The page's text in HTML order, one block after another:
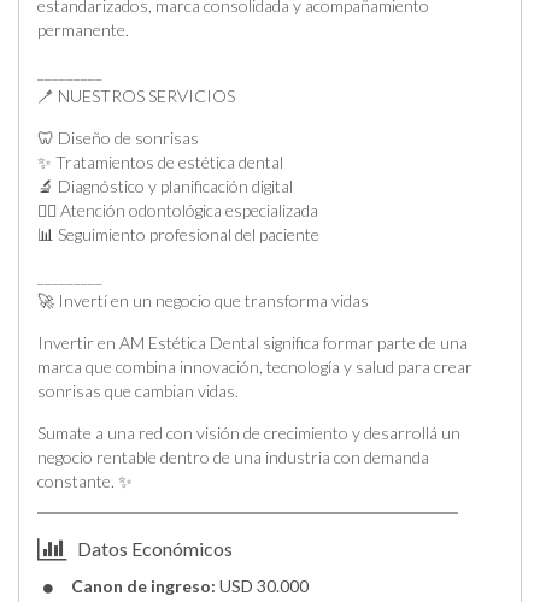
estandarizados, marca consolidada y acompañamiento
permanente.
🪥 NUESTROS SERVICIOS
🦷 Diseño de sonrisas
✨ Tratamientos de estética dental
🔬 Diagnóstico y planificación digital
👩‍⚕️ Atención odontológica especializada
📊 Seguimiento profesional del paciente
🚀 Invertí en un negocio que transforma vidas
Invertir en AM Estética Dental significa formar parte de una
marca que combina innovación, tecnología y salud para crear
sonrisas que cambian vidas.
Sumate a una red con visión de crecimiento y desarrollá un
negocio rentable dentro de una industria con demanda
constante. ✨
Datos Económicos
Canon de ingreso: USD 30.000